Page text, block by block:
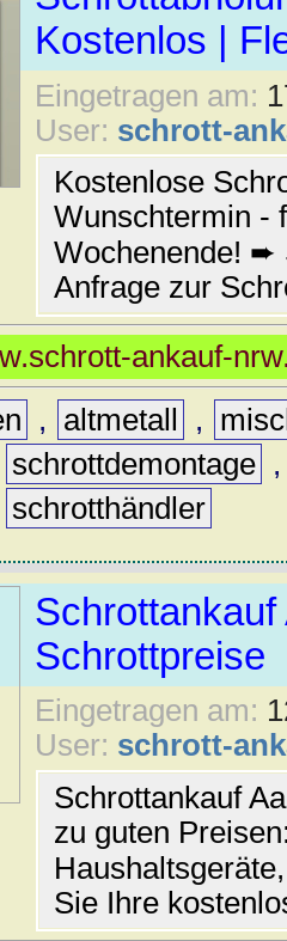
Kostenlos |
Eingetragen am:
User: schrott-
Kostenlose
Wunschtermin -
Wochenende! ➨
Anfrage zur
ankauf-
, altmetall ,
schrottdemontage
schrotthändler
Schrottpreise
Eingetragen am:
User: schrott-
Schrottankauf
zu guten
Sie Ihre